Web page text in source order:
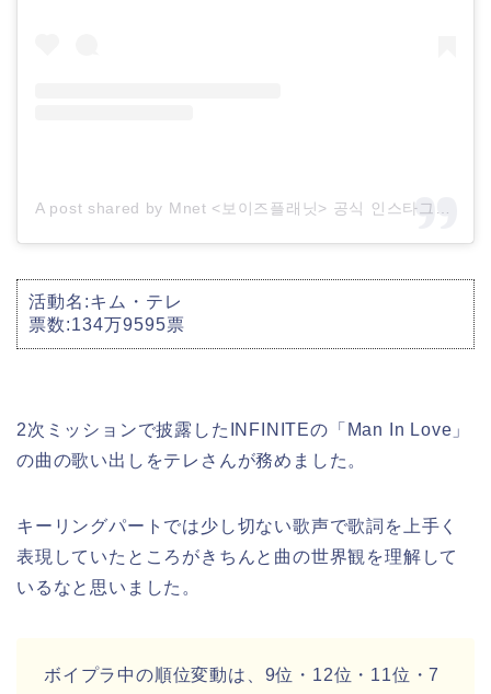
活動名:キム・テレ
票数:134万9595票
2次ミッションで披露したINFINITEの「Man In Love」
の曲の歌い出しをテレさんが務めました。
キーリングパートでは少し切ない歌声で歌詞を上手く
表現していたところがきちんと曲の世界観を理解して
いるなと思いました。
ボイプラ中の順位変動は、9位・12位・11位・7